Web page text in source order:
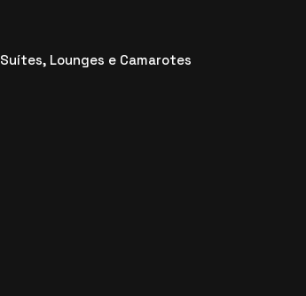
Suítes, Lounges e Camarotes